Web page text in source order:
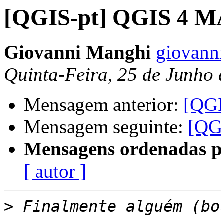
[QGIS-pt] QGIS 4
Giovanni Manghi
Quinta-Feira, 25 de
Mensagem anterior:
Mensagem seguinte:
Mensagens ordenadas
[ autor ]
> Finalmente alguém